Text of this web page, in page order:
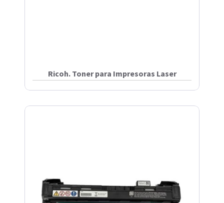
Ricoh. Toner para Impresoras Laser